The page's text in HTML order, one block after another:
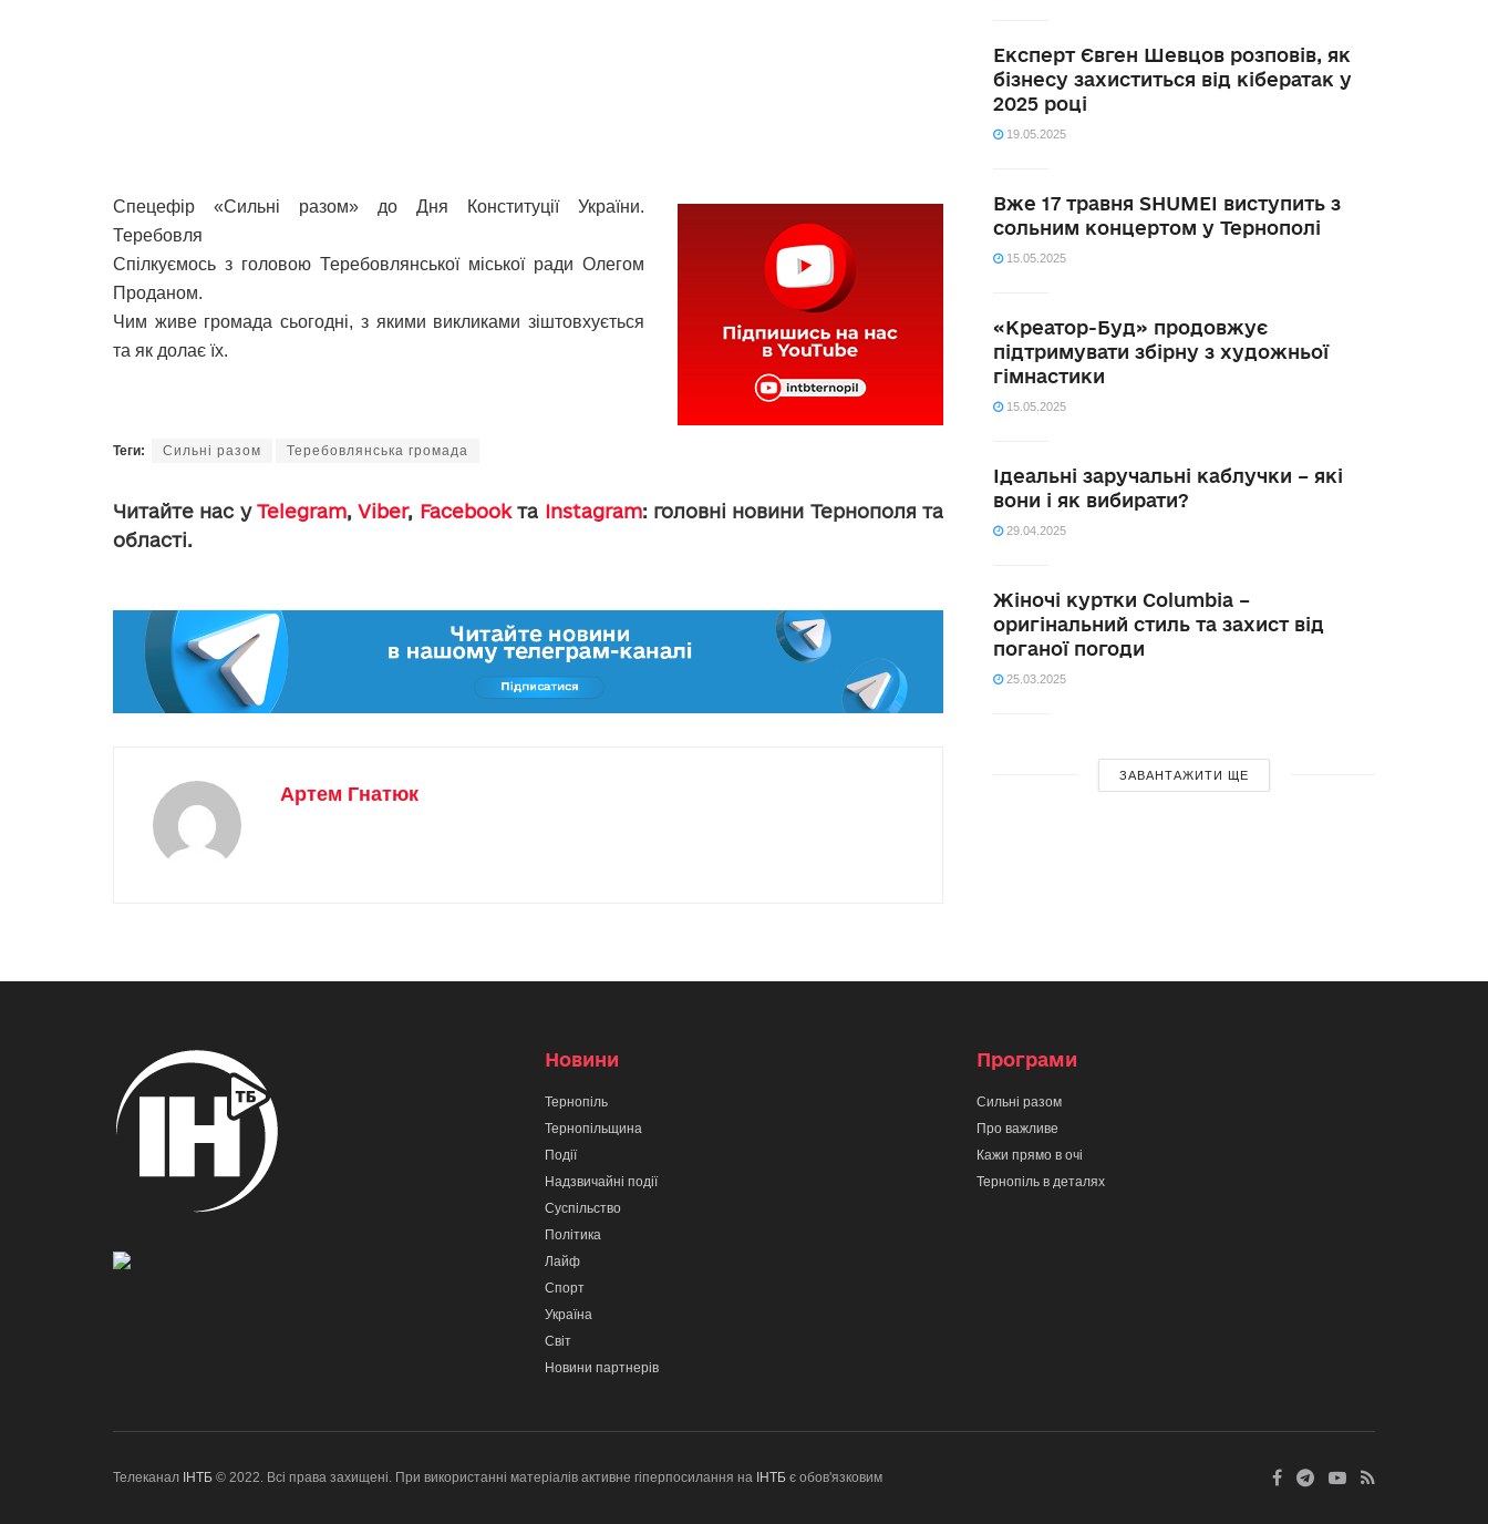
Спецефір «Сильні разом» до Дня Конституції України.
Теребовля
Спілкуємось з головою Теребовлянської міської ради Олегом
Проданом.
Чим живе громада сьогодні, з якими викликами зіштовхується
та як долає їх.
Теги: Сильні разом Теребовлянська громада
Читайте нас уTelegram,Viber, Facebookта Instagram: головні новини Тернополя та
області.
Артем Гнатюк
Експерт Євген Шевцов розповів, як
бізнесу захиститься від кібератак у
2025 році
19.05.2025
Вже 17 травня SHUMEI виступить з
сольним концертом у Тернополі
15.05.2025
«Креатор-Буд» продовжує
підтримувати збірну з художньої
гімнастики
15.05.2025
Ідеальні заручальні каблучки – які
вони і як вибирати?
29.04.2025
Жіночі куртки Columbia –
оригінальний стиль та захист від
поганої погоди
25.03.2025
ЗАВАНТАЖИТИ ЩЕ
Новини
Тернопіль
Тернопільщина
Події
Надзвичайні події
Суспільство
Політика
Лайф
Спорт
Україна
Світ
Новини партнерів
Програми
Сильні разом
Про важливе
Кажи прямо в очі
Тернопіль в деталях
Телеканал ІНТБ © 2022. Всі права захищені. При використанні матеріалів активне гіперпосилання на ІНТБ є обов'язковим